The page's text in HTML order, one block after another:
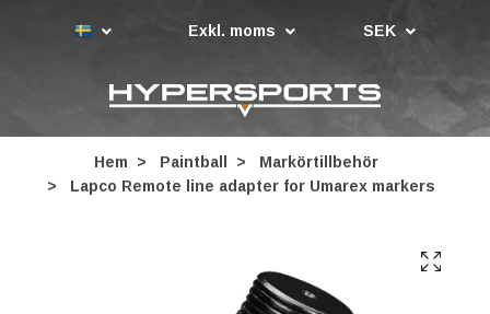
Exkl. moms SEK
Hem Paintball
Markörtillbehör
Lapco Remote line adapter for Umarex markers